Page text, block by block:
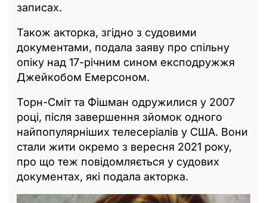
записах.
Також акторка, згідно з судовими
документами, подала заяву про спільну
опіку над 17-річним сином експодружжя
Джейкобом Емерсоном.
Торн-Сміт та Фішман одружилися у 2007
році, після завершення зйомок одного
найпопулярніших телесеріалів у США. Вони
стали жити окремо з вересня 2021 року,
про що теж повідомляється у судових
документах, які подала акторка.